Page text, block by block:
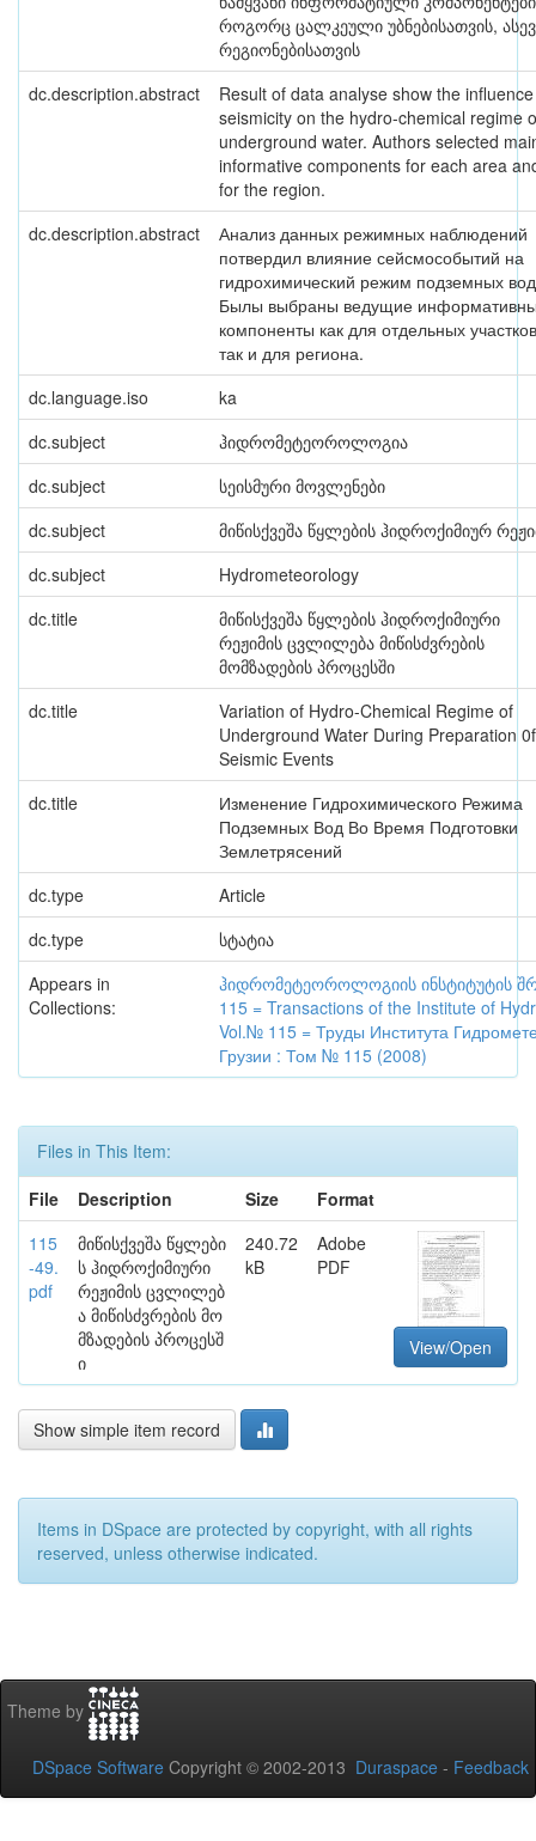
როგორც ცალკეული უბნებისათვის,
რეგიონებისათვის
dc.description.abstract
Result of data analyse show the
seismicity on the hydro-chemical regime
underground water. Authors selected
informative components for each area
for the region.
dc.description.abstract
Анализ данных режимных наблюдений
потвердил влияние сейсмособытий на
гидрохимический режим подземных
Былы выбраны ведущие
компоненты как для отдельных
так и для региона.
dc.language.iso
ka
dc.subject
ჰიდრომეტეოროლოგია
dc.subject
სეისმური მოვლენები
dc.subject
მიწისქვეშა წყლების ჰიდროქიმიურ
dc.subject
Hydrometeorology
dc.title
მიწისქვეშა წყლების ჰიდროქიმიური
რეჟიმის ცვლილება მიწისძვრების
მომზადების პროცესში
dc.title
Variation of Hydro-Chemical Regime of
Underground Water During Preparation 0f
Seismic Events
dc.title
Изменение Гидрохимического Режима
Подземных Вод Во Время Подготовки
Землетрясений
dc.type
Article
dc.type
სტატია
Appears in
Collections:
ჰიდრომეტეოროლოგიის ინსტიტუტის
115 = Transactions of the Institute of
Vol.№ 115 = Труды Института
Грузии : Том № 115 (2008)
Files in This Item:
File
Description Size
Format
115
-49.
pdf
მიწისქვეშა წყლები
ს ჰიდროქიმიური
რეჟიმის ცვლილებ
ა მიწისძვრების მო
მზადების პროცესშ
ი
240.72
kB
Adobe
PDF
View/Open
Show simple item record
Items in DSpace are protected by copyright, with all rights
reserved, unless otherwise indicated.
Theme by
DSpace Software Copyright © 2002-2013 Duraspace - Feedback